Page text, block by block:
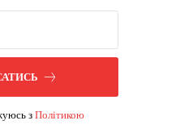
зПолітикою